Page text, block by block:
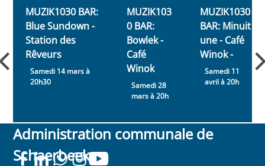
MUZIK1030 BAR:
Blue Sundown -
Station des
Rêveurs
Samedi 14 mars à
20h30
MUZIK103
0 BAR:
Bowlek -
Café
Winok
Samedi 28
mars à 20h
MUZIK1030
BAR: Minuit
une - Café
Winok -
Samedi 11
avril à 20h
Administration communale de
Schaerbeek